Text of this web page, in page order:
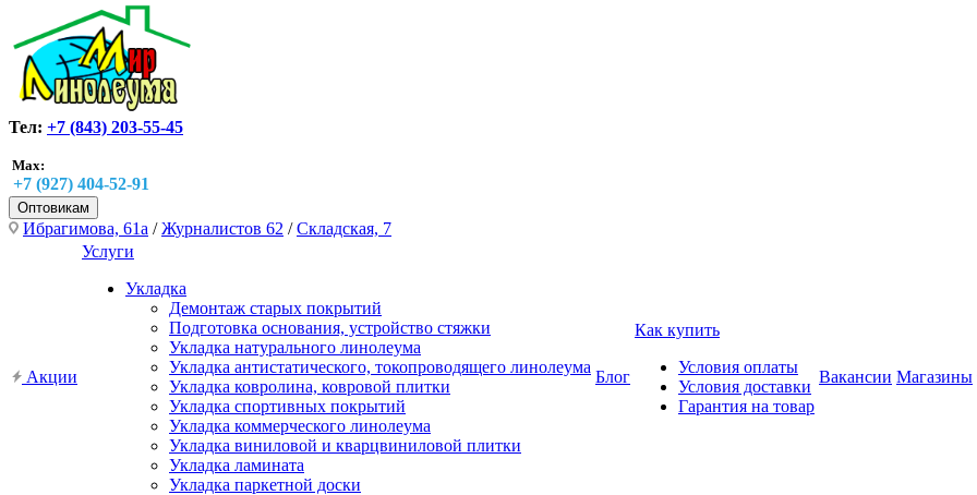
Тел: +7 (843) 203-55-45
Max:
+7 (927) 404-52-91
Оптовикам
Ибрагимова, 61а /Журналистов 62 /Складская, 7
Акции
Услуги
Укладка
Демонтаж старых покрытий
Подготовка основания, устройство стяжки
Укладка натурального линолеума
Укладка антистатического, токопроводящего линолеума
Укладка ковролина, ковровой плитки
Укладка спортивных покрытий
Укладка коммерческого линолеума
Укладка виниловой и кварцвиниловой плитки
Укладка ламината
Укладка паркетной доски
Блог
Как купить
Условия оплаты
Условия доставки
Гарантия на товар
Вакансии Магазины